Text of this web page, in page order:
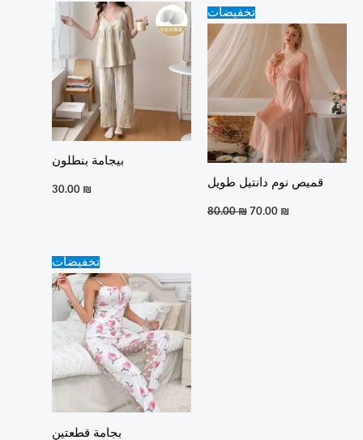
بيجامة بنطلون
30.00 ₪
تخفيضات
قميص نوم دانتيل طويل
80.00₪
Original
price
80.00 ₪.
70.00 ₪
is:
70.00 ₪.
تخفيضات
بجامة قطعتين
Original
price
was:
25.00 ₪.
price
is:
20.00 ₪.